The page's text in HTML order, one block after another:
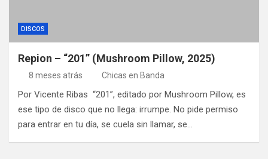
DISCOS
Repion – “201” (Mushroom Pillow, 2025)
8 meses atrás Chicas en Banda
Por Vicente Ribas “201”, editado por Mushroom Pillow, es
ese tipo de disco que no llega: irrumpe. No pide permiso
para entrar en tu día, se cuela sin llamar, se…